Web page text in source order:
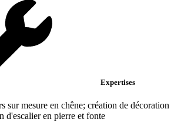
Expertises
sur mesure en chêne; création de décoration
d'escalier en pierre et fonte